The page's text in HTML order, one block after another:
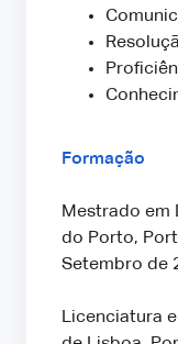
Formação
Mestrado em
do Porto,
Setembro de
Licenciatura